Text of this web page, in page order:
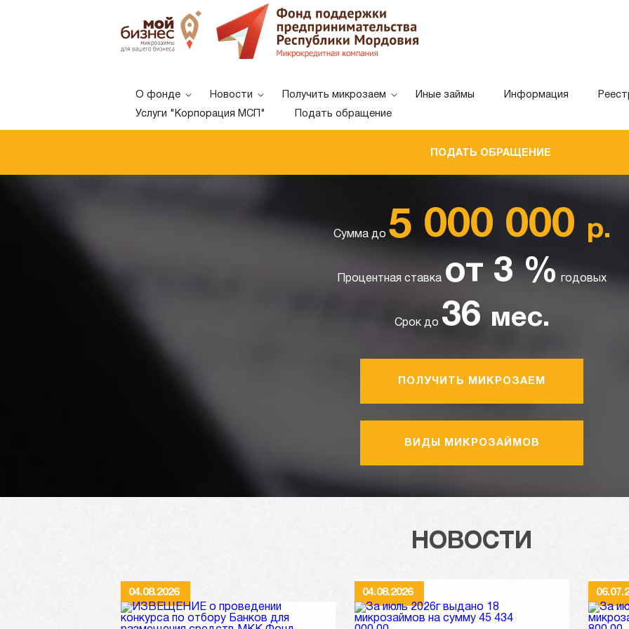
О фонде Новости Получить микрозаем Иные займы Информация
Услуги "Корпорация МСП" Подать обращение
Шрифт: A A A
ПОДАТЬ ОБРАЩЕНИЕ
Сумма до 5 000 000 р.
Процентная ставка от 3 % годовых
Срок до 36 мес.
ПОЛУЧИТЬ МИКРОЗАЕМ
ВИДЫ МИКРОЗАЙМОВ
НОВОСТИ
04.08.2026 04.08.2026